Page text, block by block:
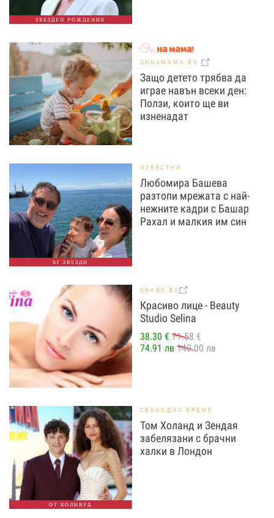
ЗВЕЗДЕН РОЖДЕНИК
OHNAMAMA.BG
Защо детето трябва да
играе навън всеки ден:
Ползи, които ще ви
изненадат
БГ ЗВЕЗДИ
ИЗВЕСТНИ
Любомира Башева
разтопи мрежата с най-
нежните кадри с Башар
Рахал и малкия им син
GRABO.BG
Красиво лице - Beauty
Studio Selina
38.30 € 71.58 €
74.91 лв 140.00 лв
ОТ ХОЛИВУД
СВОБОДНО ВРЕМЕ
Том Холанд и Зендая
забелязани с брачни
халки в Лондон